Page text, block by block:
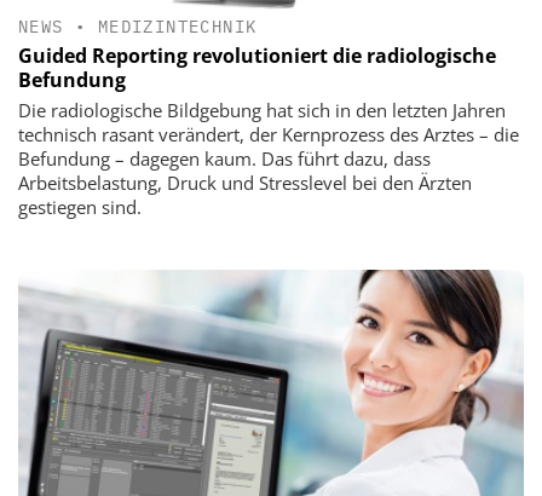
NEWS • MEDIZINTECHNIK
Guided Reporting revolutioniert die radiologische
Befundung
Die radiologische Bildgebung hat sich in den letzten Jahren
technisch rasant verändert, der Kernprozess des Arztes – die
Befundung – dagegen kaum. Das führt dazu, dass
Arbeitsbelastung, Druck und Stresslevel bei den Ärzten
gestiegen sind.